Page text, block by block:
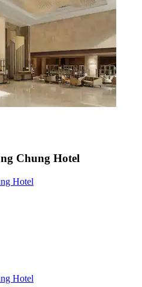
Chung Hotel
Hotel
Hotel